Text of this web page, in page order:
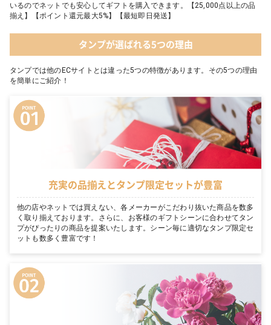
いるのでネットでも安心してギフトを購入できます。【25,000点以上の品
揃え】【ポイント還元最大5%】【最短即日発送】
タンプが選ばれる5つの理由
タンプでは他のECサイトとは違った5つの特徴があります。その5つの理由
を簡単にご紹介！
充実の品揃えとタンプ限定セットが豊富
他の店やネットでは買えない、各メーカーがこだわり抜いた商品を数多
く取り揃えております。さらに、お客様のギフトシーンに合わせてタン
プがぴったりの商品を提案いたします。シーン毎に適切なタンプ限定セ
ットも数多く豊富です！